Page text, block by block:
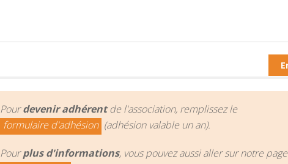
Pourdevenir adhérentde l'association, remplissez le
formulaire d'adhésion (adhésion valable un an).
Pourplus d'informations, vous pouvez aussi aller sur notre page